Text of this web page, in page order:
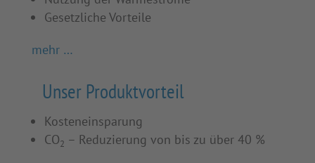
Gesetzliche Vorteile
mehr …
Unser Produktvorteil
Kosteneinsparung
CO2 – Reduzierung von bis zu über 40 %